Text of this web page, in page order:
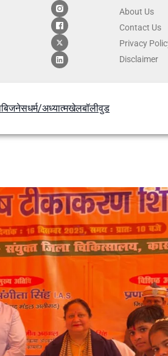
About Us
Contact Us
Privacy
Disclaimer
बिजनेसधर्म/अध्यात्मखेलबॉलीवुड